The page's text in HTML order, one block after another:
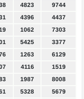
4823
9744
4396
4437
1062
7303
5425
3377
1263
6129
4116
1519
1987
8008
5328
5679